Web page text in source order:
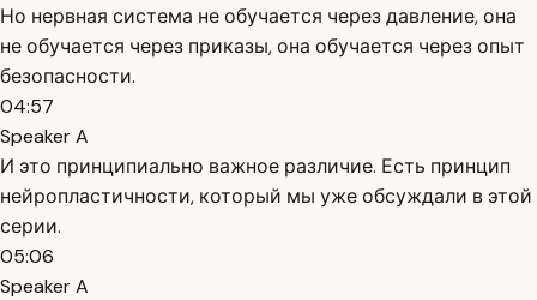
Но нервная система не обучается через давление, она
не обучается через приказы, она обучается через опыт
безопасности.
04:57
Speaker A
И это принципиально важное различие. Есть принцип
нейропластичности, который мы уже обсуждали в этой
серии.
05:06
Speaker A